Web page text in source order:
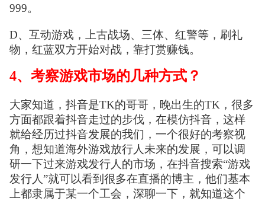
999。
D、互动游戏，上古战场、三体、红警等，刷礼
物，红蓝双方开始对战，靠打赏赚钱。
4、考察游戏市场的几种方式？
大家知道，抖音是TK的哥哥，晚出生的TK，很多
方面都跟着抖音走过的步伐，在模仿抖音，这样
就给经历过抖音发展的我们，一个很好的考察视
角，想知道海外游戏放行人未来的发展，可以调
研一下过来游戏发行人的市场，在抖音搜索“游戏
发行人”就可以看到很多在直播的博主，他们基本
上都隶属于某一个工会，深聊一下，就知道这个